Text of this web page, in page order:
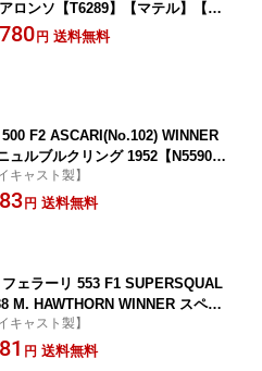
アロンソ【T6289】【マテル】【02
】
円 送料無料
F2 ASCARI(No.102) WINNER
ュルブルクリング 1952【N5590】
テル】【027084680515】
キャスト製】
円 送料無料
ェラーリ 553 F1 SUPERSQUAL
M. HAWTHORN WINNER スペイ
1954 (エリート) 【N5586】【マテ
027084680478】
キャスト製】
円 送料無料